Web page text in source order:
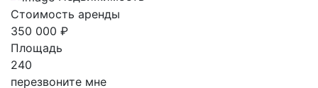
Стоимость аренды
350 000 ₽
Площадь
240
перезвоните мне